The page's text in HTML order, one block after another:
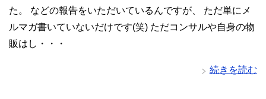
た。 などの報告をいただいているんですが、 ただ単にメ
ルマガ書いていないだけです(笑) ただコンサルや自身の物
販はし・・・
続きを読む